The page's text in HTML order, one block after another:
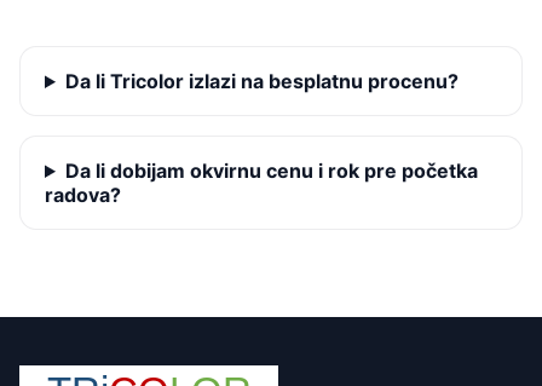
Da li Tricolor izlazi na besplatnu procenu?
Da li dobijam okvirnu cenu i rok pre početka
radova?